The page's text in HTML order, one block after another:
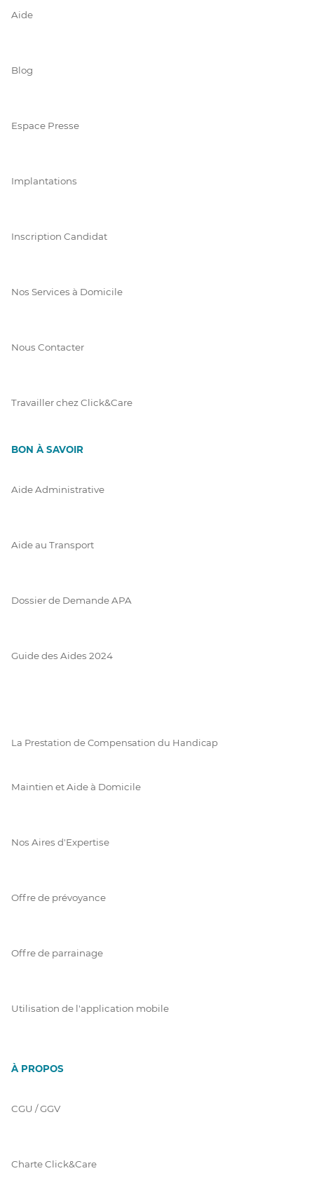
Aide
Blog
Espace Presse
Implantations
Inscription Candidat
Nos Services à Domicile
Nous Contacter
Travailler chez Click&Care
BON À SAVOIR
Aide Administrative
Aide au Transport
Dossier de Demande APA
Guide des Aides 2024
La Prestation de Compensation du Handicap
Maintien et Aide à Domicile
Nos Aires d'Expertise
Offre de prévoyance
Offre de parrainage
Utilisation de l'application mobile
À PROPOS
CGU / GGV
Charte Click&Care